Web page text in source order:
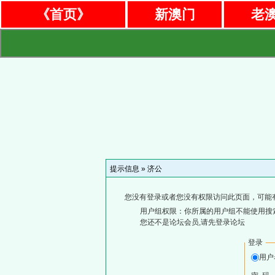
《首页》 新澳门 老
提示信息 » 济公
您没有登录或者您没有权限访问此页面，可能
用户组权限：你所属的用户组不能使用搜
您还不是论坛会员,请先登录论坛
登录
用